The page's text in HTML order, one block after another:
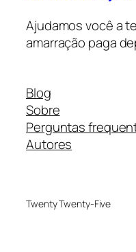
Ajudamos você a
amarração paga
Blog
Sobre
Perguntas
Autores
Twenty Twenty-Five